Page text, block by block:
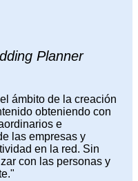
Planner
ámbito de la creación
obteniendo con
e
las empresas y
en la red. Sin
con las personas y